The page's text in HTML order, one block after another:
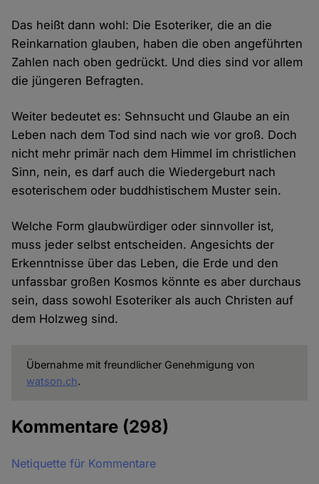
Das heißt dann wohl: Die Esoteriker, die an die
Reinkarnation glauben, haben die oben angeführten
Zahlen nach oben gedrückt. Und dies sind vor allem
die jüngeren Befragten.
Weiter bedeutet es: Sehnsucht und Glaube an ein
Leben nach dem Tod sind nach wie vor groß. Doch
nicht mehr primär nach dem Himmel im christlichen
Sinn, nein, es darf auch die Wiedergeburt nach
esoterischem oder buddhistischem Muster sein.
Welche Form glaubwürdiger oder sinnvoller ist,
muss jeder selbst entscheiden. Angesichts der
Erkenntnisse über das Leben, die Erde und den
unfassbar großen Kosmos könnte es aber durchaus
sein, dass sowohl Esoteriker als auch Christen auf
dem Holzweg sind.
Übernahme mit freundlicher Genehmigung von
watson.ch.
Kommentare (298)
Netiquette für Kommentare